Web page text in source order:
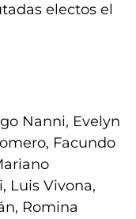
electos el
Nanni, Evelyn
Facundo
Luis Vivona,
Romina